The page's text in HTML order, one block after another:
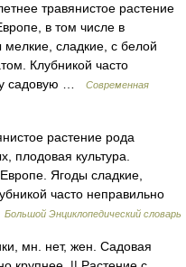
травянистое растение
в том числе в
мелкие, сладкие, с белой
Клубникой часто
садовую …
Современная
растение рода
плодовая культура.
Ягоды сладкие,
часто неправильно
Большой Энциклопедический словарь
мн. нет, жен. Садовая